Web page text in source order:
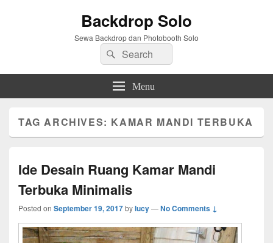
Backdrop Solo
Sewa Backdrop dan Photobooth Solo
Search
for:
Search
Menu
TAG ARCHIVES: KAMAR MANDI TERBUKA
Ide Desain Ruang Kamar Mandi
Terbuka Minimalis
Posted on September 19, 2017bylucy—No Comments ↓